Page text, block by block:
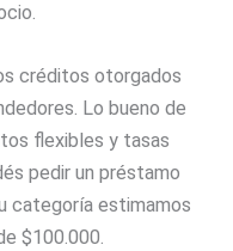
créditos otorgados
Lo bueno de
flexibles y tasas
pedir un préstamo
categoría estimamos
$100.000.